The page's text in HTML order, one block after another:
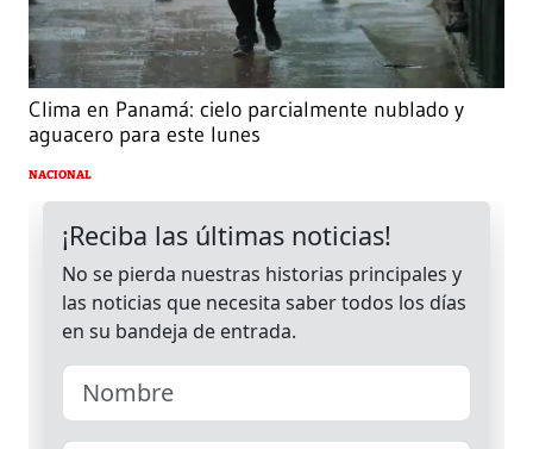
Clima en Panamá: cielo parcialmente nublado y
aguacero para este lunes
NACIONAL